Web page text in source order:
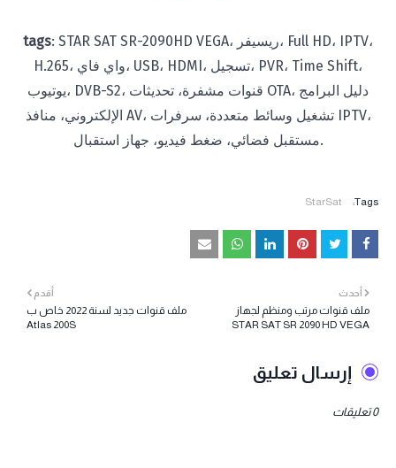
tags: STAR SAT SR-2090HD VEGA، ريسيفر، Full HD، IPTV،
H.265، واي فاي، USB، HDMI، تسجيل، PVR، Time Shift،
يوتيوب، DVB-S2، قنوات مشفرة، تحديثات OTA، دليل البرامج
الإلكتروني، منافذ AV، تشغيل وسائط متعددة، سرفرات IPTV،
مستقبل فضائي، ضغط فيديو، جهاز استقبال.
Tags:
StarSat
أحدث
ملف قنوات مرتب ومنظم لجهاز
STAR SAT SR 2090 HD VEGA
أقدم
ملف قنوات جديد لسنة 2022 خاص ب
Atlas 200S
إرسال تعليق
0 تعليقات